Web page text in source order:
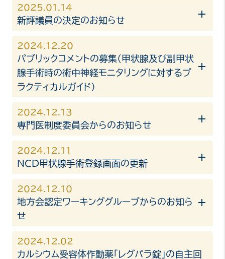
2025.01.14
新評議員の決定のお知らせ
2024.12.20
パブリックコメントの募集（甲状腺及び副甲状
腺手術時の術中神経モニタリングに対するプ
ラクティカルガイド）
2024.12.13
専門医制度委員会からのお知らせ
2024.12.11
NCD甲状腺手術登録画面の更新
2024.12.10
地方会認定ワーキンググループからのお知ら
せ
2024.12.02
カルシウム受容体作動薬「レグパラ錠」の自主回